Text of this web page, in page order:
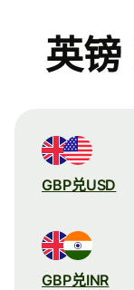
英镑
GBP兑USD
GBP兑INR